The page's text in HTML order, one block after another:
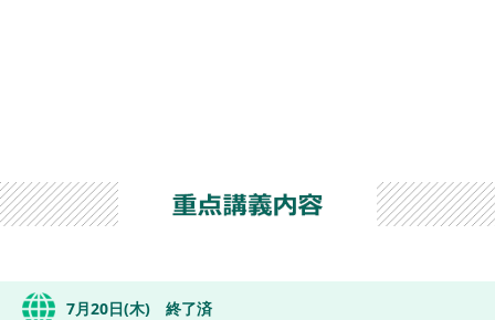
7月20日(木) 終了済